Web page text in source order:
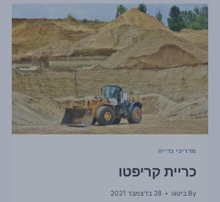
זול
הצליח
לכרות
לבדו
בלוק
BITCOIN
—
ופתח
מחדש
את
הדיון
על
סיכויי
מדריכי כרייה
כריית קריפטו
By ביטגו 28 בדצמבר 2021